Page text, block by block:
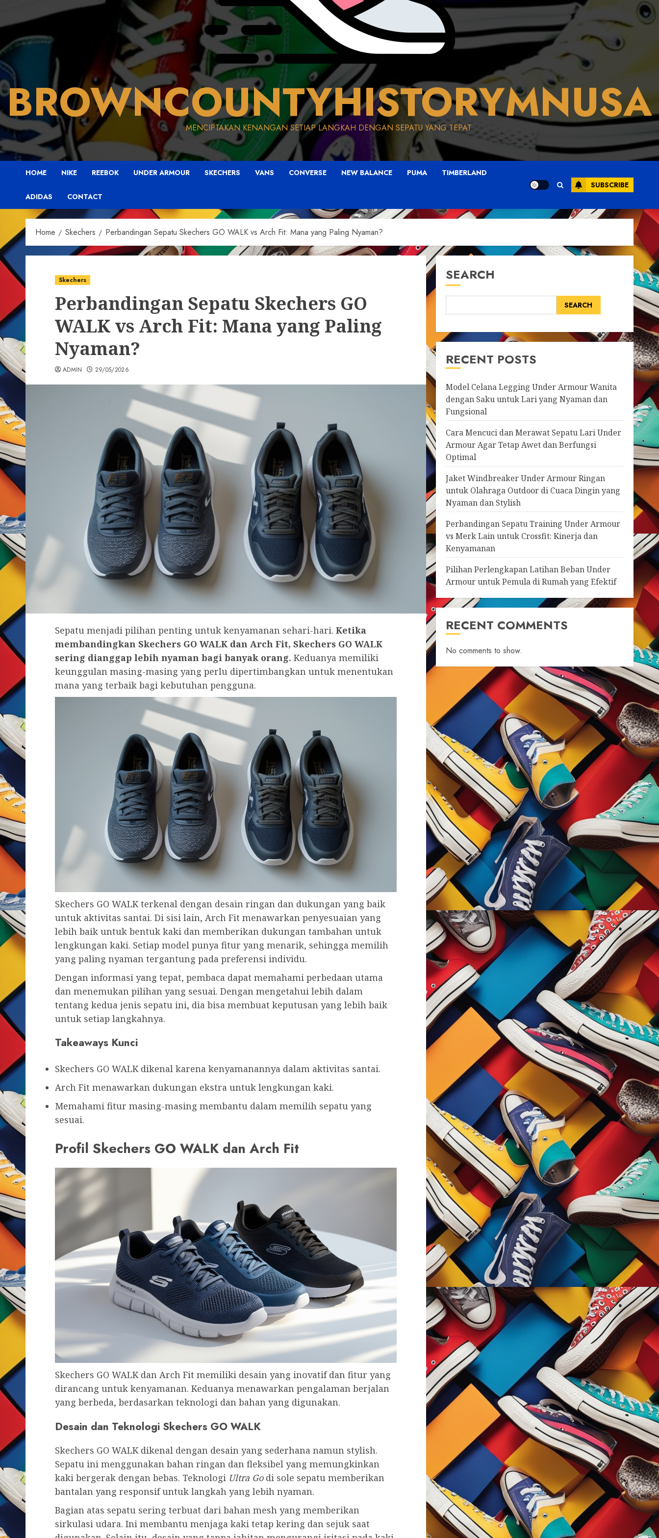
BROWNCOUNTYHISTORYMNUSA
MENCIPTAKAN KENANGAN SETIAP LANGKAH DENGAN SEPATU YANG TEPAT.
HOME NIKE REEBOK UNDER ARMOUR SKECHERS VANS CONVERSE NEW BALANCE PUMA TIMBERLAND
ADIDAS CONTACT
SUBSCRIBE
Home Skechers Perbandingan Sepatu Skechers GO WALK vs Arch Fit: Mana yang Paling Nyaman?
Skechers
Perbandingan Sepatu Skechers GO
WALK vs Arch Fit: Mana yang Paling
Nyaman?
ADMIN 29/05/2026
Sepatu menjadi pilihan penting untuk kenyamanan sehari-hari. Ketika
membandingkan Skechers GO WALK dan Arch Fit, Skechers GO WALK
sering dianggap lebih nyaman bagi banyak orang. Keduanya memiliki
keunggulan masing-masing yang perlu dipertimbangkan untuk menentukan
mana yang terbaik bagi kebutuhan pengguna.
Skechers GO WALK terkenal dengan desain ringan dan dukungan yang baik
untuk aktivitas santai. Di sisi lain, Arch Fit menawarkan penyesuaian yang
lebih baik untuk bentuk kaki dan memberikan dukungan tambahan untuk
lengkungan kaki. Setiap model punya fitur yang menarik, sehingga memilih
yang paling nyaman tergantung pada preferensi individu.
Dengan informasi yang tepat, pembaca dapat memahami perbedaan utama
dan menemukan pilihan yang sesuai. Dengan mengetahui lebih dalam
tentang kedua jenis sepatu ini, dia bisa membuat keputusan yang lebih baik
untuk setiap langkahnya.
Takeaways Kunci
Skechers GO WALK dikenal karena kenyamanannya dalam aktivitas santai.
Arch Fit menawarkan dukungan ekstra untuk lengkungan kaki.
Memahami fitur masing-masing membantu dalam memilih sepatu yang
sesuai.
Profil Skechers GO WALK dan Arch Fit
Skechers GO WALK dan Arch Fit memiliki desain yang inovatif dan fitur yang
dirancang untuk kenyamanan. Keduanya menawarkan pengalaman berjalan
yang berbeda, berdasarkan teknologi dan bahan yang digunakan.
Desain dan Teknologi Skechers GO WALK
Skechers GO WALK dikenal dengan desain yang sederhana namun stylish.
Sepatu ini menggunakan bahan ringan dan fleksibel yang memungkinkan
kaki bergerak dengan bebas. Teknologi Ultra Godi sole sepatu memberikan
bantalan yang responsif untuk langkah yang lebih nyaman.
Bagian atas sepatu sering terbuat dari bahan mesh yang memberikan
sirkulasi udara. Ini membantu menjaga kaki tetap kering dan sejuk saat
SEARCH
SEARCH
RECENT POSTS
Model Celana Legging Under Armour Wanita
dengan Saku untuk Lari yang Nyaman dan
Fungsional
Cara Mencuci dan Merawat Sepatu Lari Under
Armour Agar Tetap Awet dan Berfungsi
Optimal
Jaket Windbreaker Under Armour Ringan
untuk Olahraga Outdoor di Cuaca Dingin yang
Nyaman dan Stylish
Perbandingan Sepatu Training Under Armour
vs Merk Lain untuk Crossfit: Kinerja dan
Kenyamanan
Pilihan Perlengkapan Latihan Beban Under
Armour untuk Pemula di Rumah yang Efektif
RECENT COMMENTS
No comments to show.